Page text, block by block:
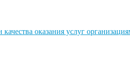
качества оказания услуг